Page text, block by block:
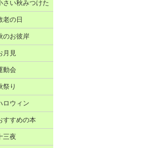
さい秋みつけた
老の日
のお彼岸
月見
動会
祭り
ロウィン
すすめの本
三夜